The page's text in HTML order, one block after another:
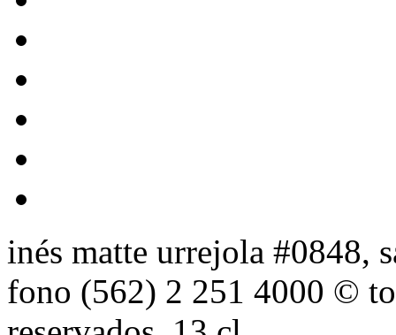
inés matte urrejola #0848,
fono (562) 2 251 4000 ©